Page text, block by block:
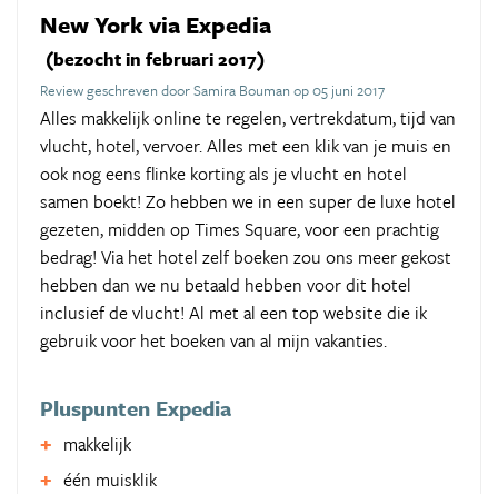
New York via Expedia
(bezocht in februari 2017)
Review geschreven door Samira Bouman op 05 juni 2017
Alles makkelijk online te regelen, vertrekdatum, tijd van
vlucht, hotel, vervoer. Alles met een klik van je muis en
ook nog eens flinke korting als je vlucht en hotel
samen boekt! Zo hebben we in een super de luxe hotel
gezeten, midden op Times Square, voor een prachtig
bedrag! Via het hotel zelf boeken zou ons meer gekost
hebben dan we nu betaald hebben voor dit hotel
inclusief de vlucht! Al met al een top website die ik
gebruik voor het boeken van al mijn vakanties.
Pluspunten Expedia
makkelijk
één muisklik